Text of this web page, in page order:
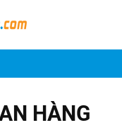
HÀNG